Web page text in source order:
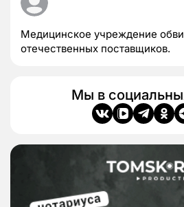
Медицинское учреждение
отечественных поставщиков.
Мы в